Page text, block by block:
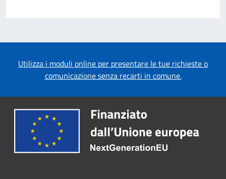
Utilizza i moduli online per presentare le tue richieste o
comunicazione senza recarti in comune.